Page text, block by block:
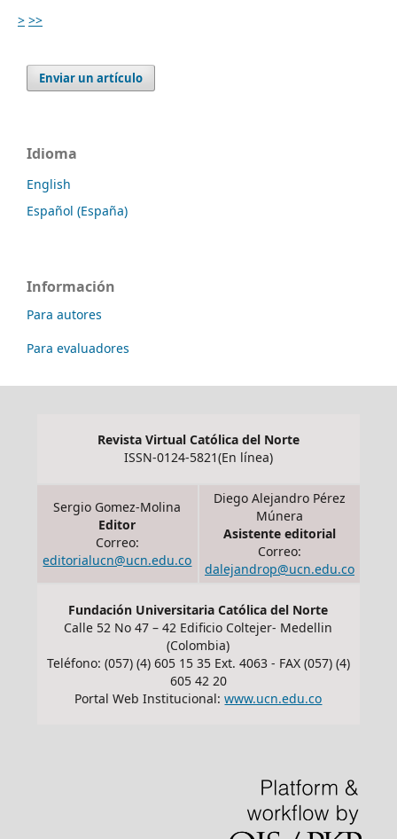
> >>
Enviar un artículo
Idioma
English
Español (España)
Información
Para autores
Para evaluadores
Revista Virtual Católica del Norte
ISSN-0124-5821(En línea)
Sergio Gomez-Molina
Editor
Correo:
editorialucn@ucn.edu.co
Diego Alejandro Pérez
Múnera
Asistente editorial
Correo:
dalejandrop@ucn.edu.co
Fundación Universitaria Católica del Norte
Calle 52 No 47 – 42 Edificio Coltejer- Medellin
(Colombia)
Teléfono: (057) (4) 605 15 35 Ext. 4063 - FAX (057) (4)
605 42 20
Portal Web Institucional:www.ucn.edu.co